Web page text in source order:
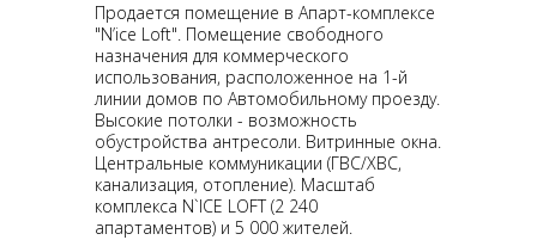
Продается помещение в Апарт-комплексе
"N’ice Loft". Помещение свободного
назначения для коммерческого
использования, расположенное на 1-й
линии домов по Автомобильному проезду.
Высокие потолки - возможность
обустройства антресоли. Витринные окна.
Центральные коммуникации (ГВС/ХВС,
канализация, отопление). Масштаб
комплекса N`ICE LOFT (2 240
апартаментов) и 5 000 жителей.